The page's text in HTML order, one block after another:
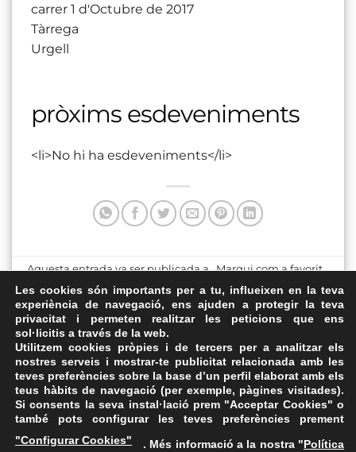
carrer 1 d'Octubre de 2017
Tàrrega
Urgell
pròxims esdeveniments
<li>No hi ha esdeveniments</li>
Aquesta entrada va ser publicada a . Marqui com a favorit
Enllaç permanent
Plaça del Mercat de
Sabadell
FAQs
Les cookies són importants per a tu, influeixen en la teva
experiència de navegació, ens ajuden a protegir la teva
privacitat i permeten realitzar les peticions que ens
sol·licitis a través de la web.
Utilitzem cookies pròpies i de tercers per a analitzar els
nostres serveis i mostrar-te publicitat relacionada amb les
teves preferències sobre la base d’un perfil elaborat amb els
teus hàbits de navegació (per exemple, pàgines visitades).
Si consents la seva instal·lació prem "Acceptar Cookies" o
també pots configurar les teves preferències prement
"Configurar Cookies"
. Més informació a la nostra "Política